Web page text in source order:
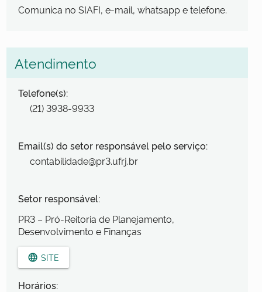
Comunica no SIAFI, e-mail, whatsapp e telefone.
Atendimento
Telefone(s):
(21) 3938-9933
Email(s) do setor responsável pelo serviço:
contabilidade@pr3.ufrj.br
Setor responsável:
PR3 – Pró-Reitoria de Planejamento,
Desenvolvimento e Finanças
language SITE
Horários: